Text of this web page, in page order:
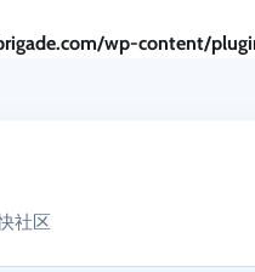
wp-content/